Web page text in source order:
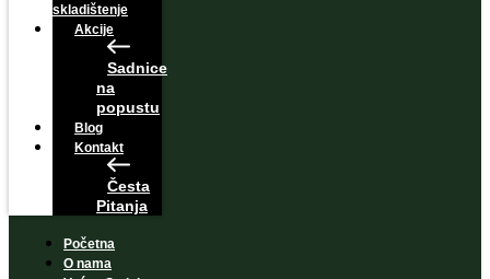
skladištenje
Akcije
Sadnice
na
popustu
Blog
Kontakt
Česta
Pitanja
Početna
O nama